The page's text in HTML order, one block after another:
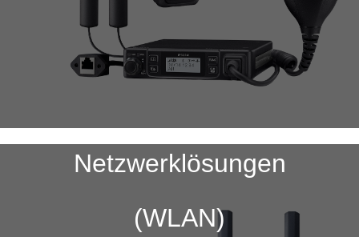
Netzwerklösungen
(WLAN)